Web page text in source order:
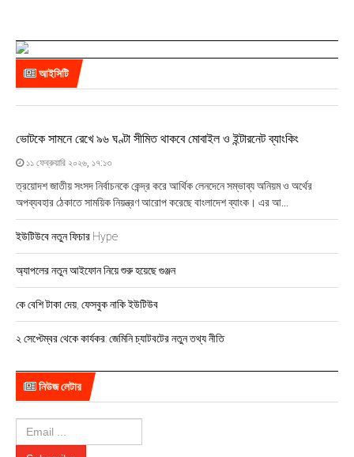
আইসিটি
ভোটকে সামনে রেখে ৯৬ ঘণ্টা সীমিত থাকবে মোবাইল ও ইন্টারনেট ব্যাংকিং
১১ ফেব্রুয়ারি ২০২৬, ১৭:১৩
ত্রয়োদশ জাতীয় সংসদ নির্বাচনকে কেন্দ্র করে আর্থিক লেনদেনে সম্ভাব্য অনিয়ম ও অর্থের
অপব্যবহার ঠেকাতে সাময়িক নিয়ন্ত্রণ আরোপ করেছে বাংলাদেশ ব্যাংক। এর আ...
ইউটিউবে নতুন ফিচার Hype
অ্যাপলের নতুন আইফোন নিয়ে শুরু হয়েছে গুঞ্জন
কে বেশি টাকা দেয়, ফেসবুক নাকি ইউটিউব
২ সেপ্টেম্বর থেকে কার্যকর: জেমিনি চ্যাটবটের নতুন তথ্য নীতি
নিউজ লেটার